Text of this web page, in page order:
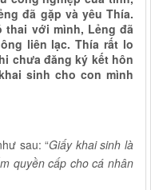
đã gặp và yêu Thía.
thai với mình, Lẻng đã
liên lạc. Thía rất lo
chưa đăng ký kết hôn
sinh cho con mình
sau: “Giấy khai sinh là
quyền cấp cho cá nhân